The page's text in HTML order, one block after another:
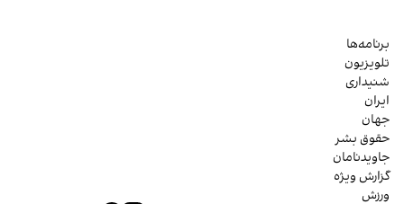
برنامه‌ها
تلویزیون
شنیداری
ایران
جهان
حقوق بشر
جاویدنامان
گزارش ویژه
ورزش